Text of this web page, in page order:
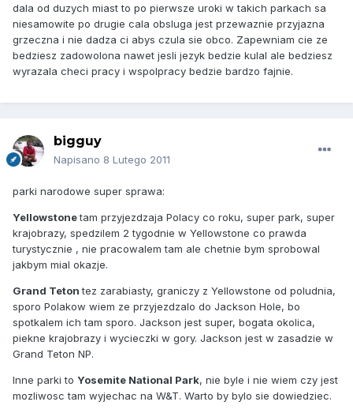
dala od duzych miast to po pierwsze uroki w takich parkach sa
niesamowite po drugie cala obsluga jest przewaznie przyjazna
grzeczna i nie dadza ci abys czula sie obco. Zapewniam cie ze
bedziesz zadowolona nawet jesli jezyk bedzie kulal ale bedziesz
wyrazala checi pracy i wspolpracy bedzie bardzo fajnie.
bigguy
Napisano 8 Lutego 2011
parki narodowe super sprawa:
Yellowstonetam przyjezdzaja Polacy co roku, super park, super
krajobrazy, spedzilem 2 tygodnie w Yellowstone co prawda
turystycznie , nie pracowalem tam ale chetnie bym sprobowal
jakbym mial okazje.
Grand Tetontez zarabiasty, graniczy z Yellowstone od poludnia,
sporo Polakow wiem ze przyjezdzalo do Jackson Hole, bo
spotkalem ich tam sporo. Jackson jest super, bogata okolica,
piekne krajobrazy i wycieczki w gory. Jackson jest w zasadzie w
Grand Teton NP.
Inne parki to Yosemite National Park, nie byle i nie wiem czy jest
mozliwosc tam wyjechac na W&T. Warto by bylo sie dowiedziec.